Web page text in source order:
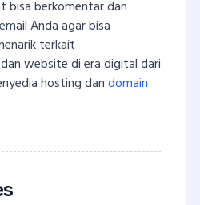
bisa berkomentar dan
Anda agar bisa
terkait
website di era digital dari
hosting dandomain